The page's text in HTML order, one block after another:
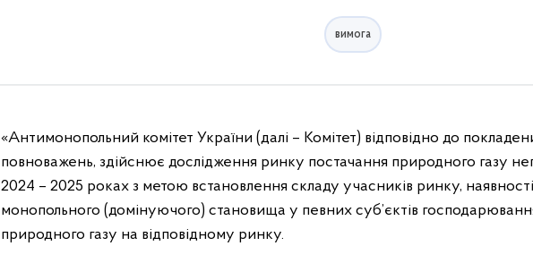
вимога
«Антимонопольний комітет України (далі – Комітет) відповідно до
повноважень, здійснює дослідження ринку постачання природного газу
2024 – 2025 роках з метою встановлення складу учасників ринку,
монопольного (домінуючого) становища у певних суб’єктів
природного газу на відповідному ринку.